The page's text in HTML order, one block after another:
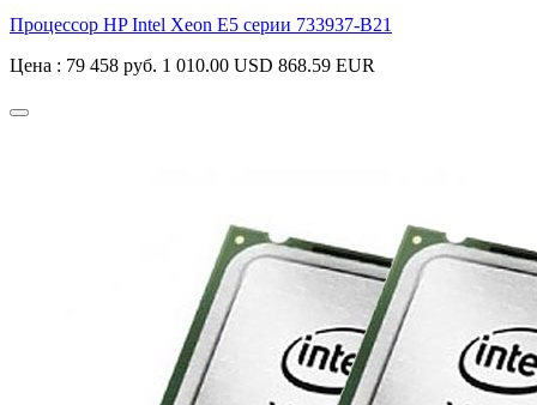
Процессор HP Intel Xeon E5 серии 733937-B21
Цена : 79 458 руб. 1 010.00 USD 868.59 EUR